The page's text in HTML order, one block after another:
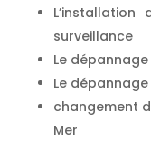
L’installation
surveillance
Le
Le
changement
Mer